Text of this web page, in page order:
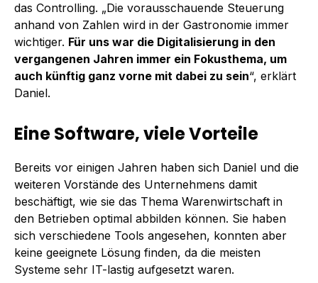
das Controlling. „Die voraus­schauende Steuerung
anhand von Zahlen wird in der Gastronomie immer
wichtiger. Für uns war die Digitalisierung in den
vergangenen Jahren immer ein Fokusthema, um
auch künftig ganz vorne mit dabei zu sein“, erklärt
Daniel.
Eine Software, viele Vorteile
Bereits vor einigen Jahren haben sich Daniel und die
weiteren Vorstände des Unternehmens damit
beschäftigt, wie sie das Thema Warenwirtschaft in
den Betrieben optimal abbilden können. Sie haben
sich verschiedene Tools angesehen, konnten aber
keine geeignete Lösung finden, da die meisten
Systeme sehr IT-lastig aufgesetzt waren.